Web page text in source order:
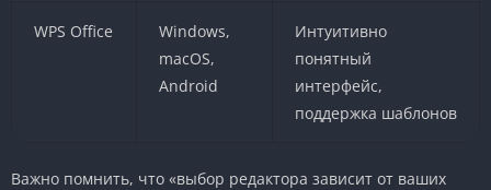
WPS Office
Windows,
macOS,
Android
Интуитивно
понятный
интерфейс,
поддержка шаблонов
Важно помнить, что «выбор редактора зависит от ваших